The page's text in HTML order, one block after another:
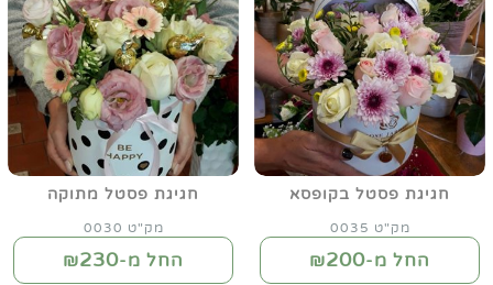
חגיגת פסטל בקופסא
מק"ט 0035
החל מ-₪200
חגיגת פסטל מתוקה
מק"ט 0030
החל מ-₪230